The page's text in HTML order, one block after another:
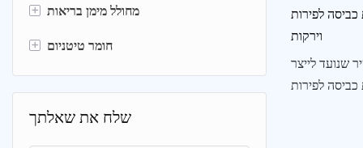
+ מחולל מימן בריאות
בקבוק מים מימן
מכונת כביסה לפירות וירקות
תרסיס מי מימן
+ חומר טיטניום
מסנן טיטניום
שלח את שאלתך
כביסה לפירות
וירקות
שנועד לייצר
כביסה לפירות